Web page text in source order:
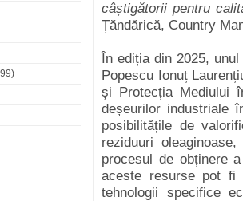
câștigătorii pentru
Țăndărică, Country
În ediția din 2025,
Popescu Ionuț
și Protecția Mediului
deșeurilor industriale
posibilitățile de
reziduuri
procesul de obținere
aceste resurse pot fi
tehnologii specifice